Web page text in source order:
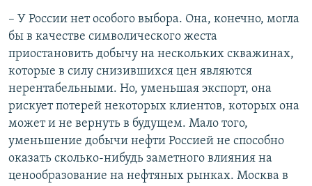
– У России нет особого выбора. Она, конечно, могла
бы в качестве символического жеста
приостановить добычу на нескольких скважинах,
которые в силу снизившихся цен являются
нерентабельными. Но, уменьшая экспорт, она
рискует потерей некоторых клиентов, которых она
может и не вернуть в будущем. Мало того,
уменьшение добычи нефти Россией не способно
оказать сколько-нибудь заметного влияния на
ценообразование на нефтяных рынках. Москва в